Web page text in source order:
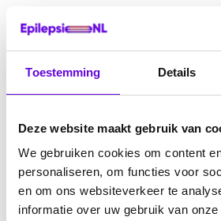
Toestemming Details
Deze website maakt gebruik van
We gebruiken cookies om content
personaliseren, om functies voor
en om ons websiteverkeer te
informatie over uw gebruik van